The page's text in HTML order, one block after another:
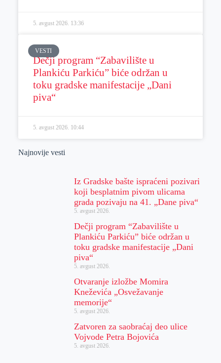
5. avgust 2026. 13:36
VESTI
Dečji program “Zabavilište u
Plankiću Parkiću” biće održan u
toku gradske manifestacije „Dani
piva“
5. avgust 2026. 10:44
Najnovije vesti
Iz Gradske bašte ispraćeni pozivari
koji besplatnim pivom ulicama
grada pozivaju na 41. „Dane piva“
5. avgust 2026.
Dečji program “Zabavilište u
Plankiću Parkiću” biće održan u
toku gradske manifestacije „Dani
piva“
5. avgust 2026.
Otvaranje izložbe Momira
Kneževića „Osvežavanje
memorije“
5. avgust 2026.
Zatvoren za saobraćaj deo ulice
Vojvode Petra Bojovića
5. avgust 2026.